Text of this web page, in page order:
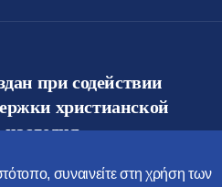
συναινείτε στη χρήση των
при содействии
христианской